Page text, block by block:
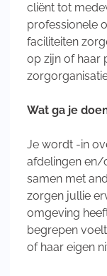
cliënt tot
professionele
faciliteiten
op zijn of haar
Wat ga je
Je wordt -in
afdelingen en/
samen met
zorgen jullie
omgeving
begrepen
of haar eigen